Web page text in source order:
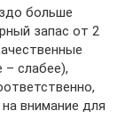
больше
запас от 2
слабее),
внимание для